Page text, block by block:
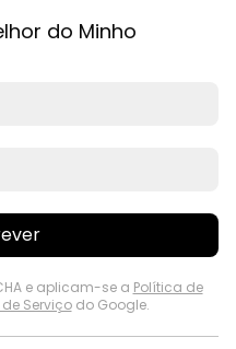
do Minho
e aplicam-se a Política de
Serviçodo Google.